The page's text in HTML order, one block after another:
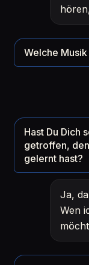
Welche Musik
Hast Du Dich
getroffen,
gelernt hast?
Ja,
Wen